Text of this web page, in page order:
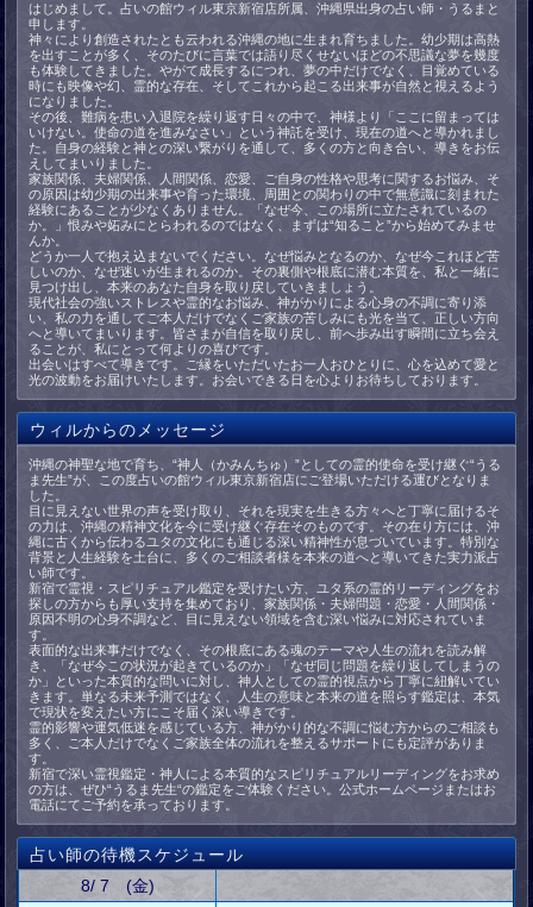
はじめまして。占いの館ウィル東京新宿店所属、沖縄県出身の占い師・うるまと
申します。
神々により創造されたとも云われる沖縄の地に生まれ育ちました。幼少期は高熱
を出すことが多く、そのたびに言葉では語り尽くせないほどの不思議な夢を幾度
も体験してきました。やがて成長するにつれ、夢の中だけでなく、目覚めている
時にも映像や幻、霊的な存在、そしてこれから起こる出来事が自然と視えるよう
になりました。
その後、難病を患い入退院を繰り返す日々の中で、神様より「ここに留まっては
いけない。使命の道を進みなさい」という神託を受け、現在の道へと導かれまし
た。自身の経験と神との深い繋がりを通して、多くの方と向き合い、導きをお伝
えしてまいりました。
家族関係、夫婦関係、人間関係、恋愛、ご自身の性格や思考に関するお悩み、そ
の原因は幼少期の出来事や育った環境、周囲との関わりの中で無意識に刻まれた
経験にあることが少なくありません。「なぜ今、この場所に立たされているの
か。」恨みや妬みにとらわれるのではなく、まずは“知ること”から始めてみませ
んか。
どうか一人で抱え込まないでください。なぜ悩みとなるのか、なぜ今これほど苦
しいのか、なぜ迷いが生まれるのか。その裏側や根底に潜む本質を、私と一緒に
見つけ出し、本来のあなた自身を取り戻していきましょう。
現代社会の強いストレスや霊的なお悩み、神がかりによる心身の不調に寄り添
い、私の力を通してご本人だけでなくご家族の苦しみにも光を当て、正しい方向
へと導いてまいります。皆さまが自信を取り戻し、前へ歩み出す瞬間に立ち会え
ることが、私にとって何よりの喜びです。
出会いはすべて導きです。ご縁をいただいたお一人おひとりに、心を込めて愛と
光の波動をお届けいたします。お会いできる日を心よりお待ちしております。
ウィルからのメッセージ
沖縄の神聖な地で育ち、“神人（かみんちゅ）”としての霊的使命を受け継ぐ“うる
ま先生”が、この度占いの館ウィル東京新宿店にご登場いただける運びとなりま
した。
目に見えない世界の声を受け取り、それを現実を生きる方々へと丁寧に届けるそ
の力は、沖縄の精神文化を今に受け継ぐ存在そのものです。その在り方には、沖
縄に古くから伝わるユタの文化にも通じる深い精神性が息づいています。特別な
背景と人生経験を土台に、多くのご相談者様を本来の道へと導いてきた実力派占
い師です。
新宿で霊視・スピリチュアル鑑定を受けたい方、ユタ系の霊的リーディングをお
探しの方からも厚い支持を集めており、家族関係・夫婦問題・恋愛・人間関係・
原因不明の心身不調など、目に見えない領域を含む深い悩みに対応されていま
す。
表面的な出来事だけでなく、その根底にある魂のテーマや人生の流れを読み解
き、「なぜ今この状況が起きているのか」「なぜ同じ問題を繰り返してしまうの
か」といった本質的な問いに対し、神人としての霊的視点から丁寧に紐解いてい
きます。単なる未来予測ではなく、人生の意味と本来の道を照らす鑑定は、本気
で現状を変えたい方にこそ届く深い導きです。
霊的影響や運気低迷を感じている方、神がかり的な不調に悩む方からのご相談も
多く、ご本人だけでなくご家族全体の流れを整えるサポートにも定評がありま
す。
新宿で深い霊視鑑定・神人による本質的なスピリチュアルリーディングをお求め
の方は、ぜひ“うるま先生“の鑑定をご体験ください。公式ホームページまたはお
電話にてご予約を承っております。
占い師の待機スケジュール
8/ 7 (金)